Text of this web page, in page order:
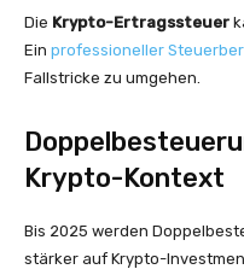
Die Krypto-Ertragssteuer
Ein professioneller
Fallstricke zu umgehen.
Krypto-Kontext
Bis 2025 werden
stärker auf Krypto-